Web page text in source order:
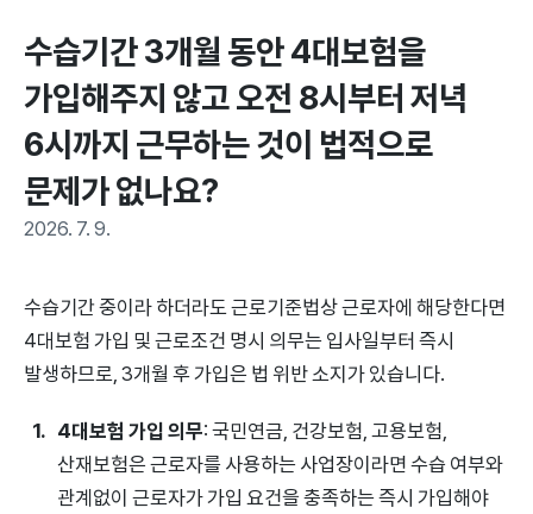
수습기간 3개월 동안 4대보험을
가입해주지 않고 오전 8시부터 저녁
6시까지 근무하는 것이 법적으로
문제가 없나요?
2026. 7. 9.
수습기간 중이라 하더라도 근로기준법상 근로자에 해당한다면
4대보험 가입 및 근로조건 명시 의무는 입사일부터 즉시
발생하므로, 3개월 후 가입은 법 위반 소지가 있습니다.
4대보험 가입 의무: 국민연금, 건강보험, 고용보험,
산재보험은 근로자를 사용하는 사업장이라면 수습 여부와
관계없이 근로자가 가입 요건을 충족하는 즉시 가입해야